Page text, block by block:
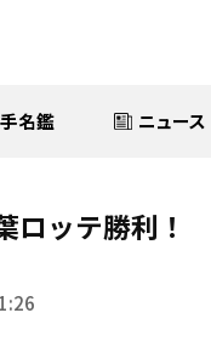
名鑑 ニュース
ロッテ勝利